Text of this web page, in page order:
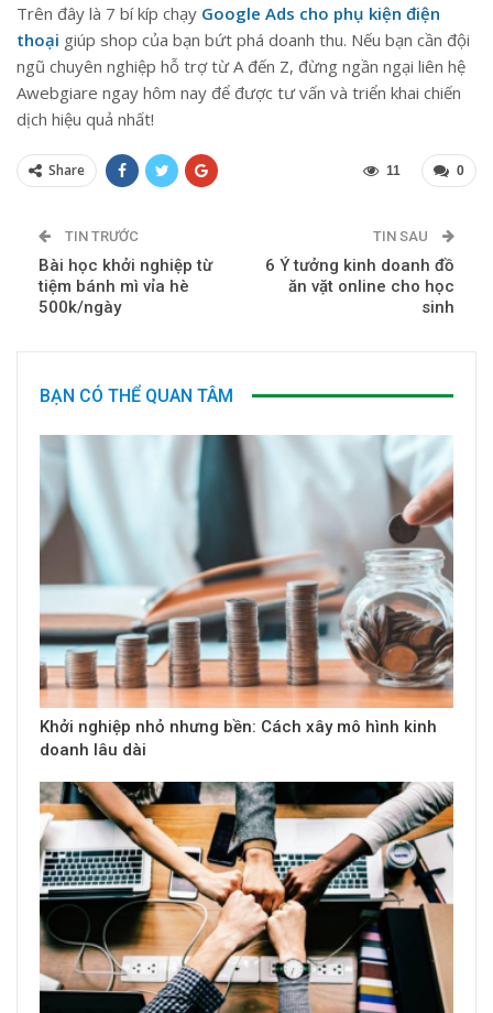
Trên đây là 7 bí kíp chạy Google Ads cho phụ kiện điện
thoại giúp shop của bạn bứt phá doanh thu. Nếu bạn cần đội
ngũ chuyên nghiệp hỗ trợ từ A đến Z, đừng ngần ngại liên hệ
Awebgiare ngay hôm nay để được tư vấn và triển khai chiến
dịch hiệu quả nhất!
Share 0
11
TIN TRƯỚC
Bài học khởi nghiệp từ
tiệm bánh mì vỉa hè
500k/ngày
TIN SAU
6 Ý tưởng kinh doanh đồ
ăn vặt online cho học
sinh
BẠN CÓ THỂ QUAN TÂM
Khởi nghiệp nhỏ nhưng bền: Cách xây mô hình kinh
doanh lâu dài